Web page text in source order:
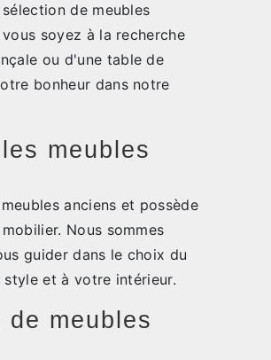
de meubles
soyez à la recherche
ou d'une table de
bonheur dans notre
meubles
anciens et possède
Nous sommes
guider dans le choix du
et à votre intérieur.
meubles